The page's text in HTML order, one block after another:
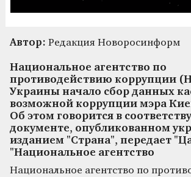
Автор: Редакция Новоросинформ
Национальное агентство по
противодействию коррупции
Украины начало сбор данных
возможной коррупции мэра
Об этом говорится в
документе, опубликованном
изданием "Страна", передает
"Национальное агентство
Национальное агентство по